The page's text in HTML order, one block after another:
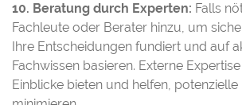
10. Beratung durch Experten: Falls
Fachleute oder Berater hinzu, um
Ihre Entscheidungen fundiert und auf
Fachwissen basieren. Externe
Einblicke bieten und helfen, potenzielle